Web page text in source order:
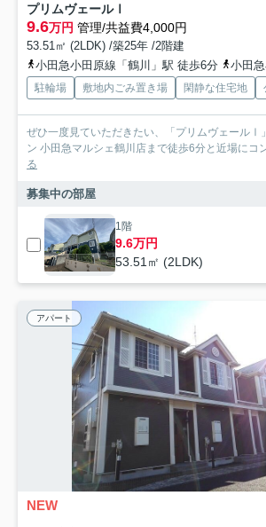
プリムヴェールⅠ
9.6万円 管理/共益費4,000円
53.51㎡ (2LDK) /築25年 /2階建
小田急小田原線「鶴川」駅 徒歩6分
小田急小
駐輪場 敷地内ごみ置き場 閑静な住宅地
ぜひ一度見ていただきたい、「プリムヴェールⅠ
ン 小田急マルシェ鶴川店まで徒歩6分と近場にコ
る
募集中の部屋
1階
9.6万円
53.51㎡ (2LDK)
アパート
NEW